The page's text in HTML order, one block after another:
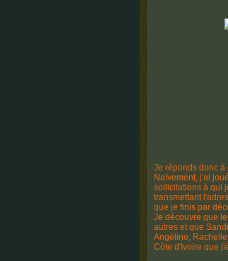
Je réponds donc
Naïvement, j'ai
sollicitations à qui
transmettant
que je finis par
Je découvre que
autres et que
Angéline,
Côte d'Ivoire que